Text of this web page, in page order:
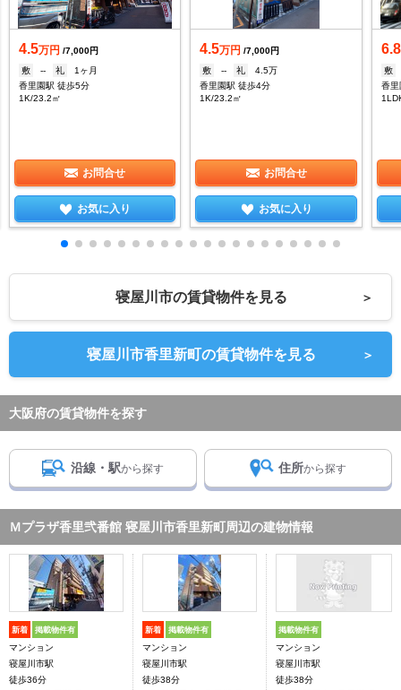
4.5万円 /7,000円
敷
-- 礼
1ヶ月
香里園駅 徒歩5分
1K/23.2㎡
お問合せ
お気に入り
4.5万円 /7,000円
敷
-- 礼
4.5万
香里園駅 徒歩4分
1K/23.2㎡
お問合せ
お気に入り
6.8
敷
香里
寝屋川市の賃貸物件を見る ＞
寝屋川市香里新町の賃貸物件を見る ＞
大阪府の賃貸物件を探す
沿線・駅から探す 住所から探す
Ｍプラザ香里弐番館 寝屋川市香里新町周辺の建物情報
新着 掲載物件有
マンション
寝屋川市駅
徒歩36分
新着 掲載物件有
マンション
寝屋川市駅
徒歩38分
掲載物件有
マンション
寝屋川市駅
徒歩38分